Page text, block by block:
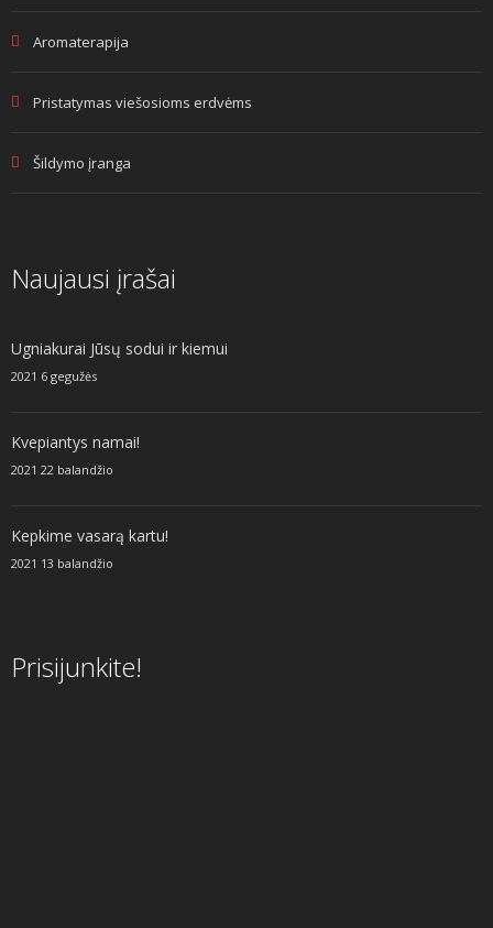
Aromaterapija
Pristatymas viešosioms erdvėms
Šildymo įranga
Naujausi įrašai
Ugniakurai Jūsų sodui ir kiemui
2021 6 gegužės
Kvepiantys namai!
2021 22 balandžio
Kepkime vasarą kartu!
2021 13 balandžio
Prisijunkite!